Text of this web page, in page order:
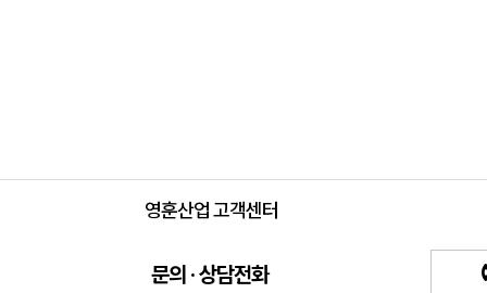
영훈산업 고객센터
문의 · 상담전화